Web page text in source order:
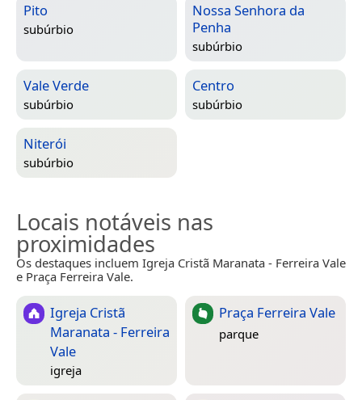
Pito
subúrbio
Nossa Senhora da
Penha
subúrbio
Vale Verde
subúrbio
Centro
subúrbio
Niterói
subúrbio
Locais notáveis nas
proximidades
Os destaques incluem Igreja Cristã Maranata - Ferreira Vale
e Praça Ferreira Vale.
Igreja Cristã
Maranata - Ferreira
Vale
igreja
Praça Ferreira Vale
parque